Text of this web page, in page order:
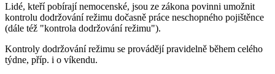
Lidé, kteří pobírají nemocenské, jsou ze zákona povinni umožnit
kontrolu dodržování režimu dočasně práce neschopného pojištěnce
(dále též "kontrola dodržování režimu").
Kontroly dodržování režimu se provádějí pravidelně během celého
týdne, příp. i o víkendu.